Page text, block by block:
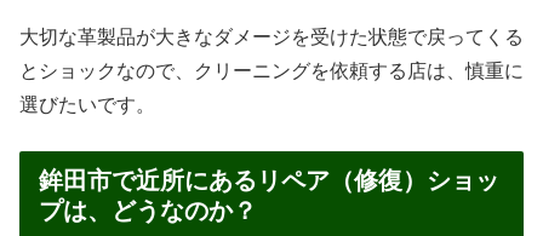
大切な革製品が大きなダメージを受けた状態で戻ってくる
とショックなので、クリーニングを依頼する店は、慎重に
選びたいです。
鉾田市で近所にあるリペア（修復）ショッ
プは、どうなのか？